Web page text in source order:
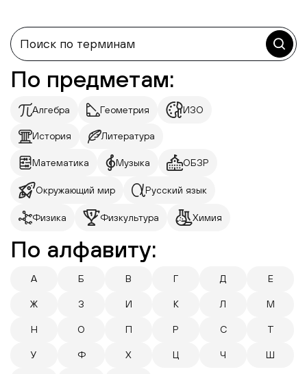
По предметам:
Алгебра Геометрия ИЗО
История Литература
Математика Музыка ОБЗР
Окружающий мир Русский язык
Физика Физкультура Химия
По алфавиту:
А Б В Г Д Е
Ж З И К Л М
Н О П Р С Т
У Ф Х Ц Ч Ш